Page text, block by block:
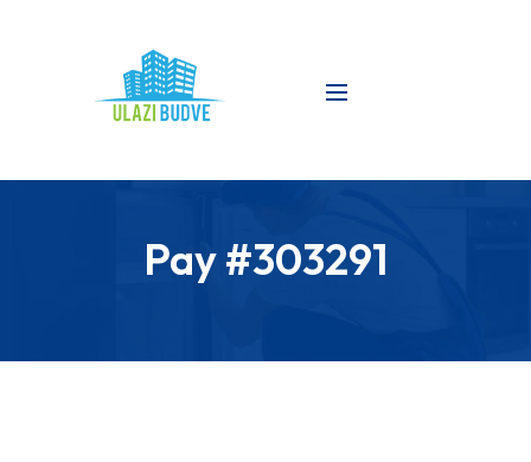
Pay #303291